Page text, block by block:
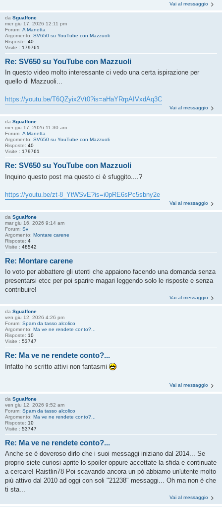
Vai al messaggio
da Sgualfone
mer giu 17, 2026 12:11 pm
Forum: A Manetta
Argomento: SV650 su YouTube con Mazzuoli
Risposte: 40
Visite : 179761
Re: SV650 su YouTube con Mazzuoli
In questo video molto interessante ci vedo una certa ispirazione per
quello di Mazzuoli...
https://youtu.be/T6QZyix2Vt0?is=aHaYRrpAIVxdAq3C
Vai al messaggio
da Sgualfone
mer giu 17, 2026 11:30 am
Forum: A Manetta
Argomento: SV650 su YouTube con Mazzuoli
Risposte: 40
Visite : 179761
Re: SV650 su YouTube con Mazzuoli
Inquino questo post ma questo ci è sfuggito....?
https://youtu.be/zt-8_YtWSvE?is=i0pRE6sPc5sbny2e
Vai al messaggio
da Sgualfone
mar giu 16, 2026 9:14 am
Forum: Sv
Argomento: Montare carene
Risposte: 4
Visite : 48542
Re: Montare carene
Io voto per abbattere gli utenti che appaiono facendo una domanda senza
presentarsi etcc per poi sparire magari leggendo solo le risposte e senza
contribuire!
Vai al messaggio
da Sgualfone
ven giu 12, 2026 4:26 pm
Forum: Spam da tasso alcolico
Argomento: Ma ve ne rendete conto?...
Risposte: 10
Visite : 53747
Re: Ma ve ne rendete conto?...
Infatto ho scritto attivi non fantasmi
Vai al messaggio
da Sgualfone
ven giu 12, 2026 9:52 am
Forum: Spam da tasso alcolico
Argomento: Ma ve ne rendete conto?...
Risposte: 10
Visite : 53747
Re: Ma ve ne rendete conto?...
Anche se è doveroso dirlo che i suoi messaggi iniziano dal 2014... Se
proprio siete curiosi aprite lo spoiler oppure accettate la sfida e continuate
a cercare! Raistlin78 Poi scavando ancora un pò abbiamo un'utente molto
più attivo dal 2010 ad oggi con soli "21238" messaggi... Oh ma non è che
ti sta...
Vai al messaggio